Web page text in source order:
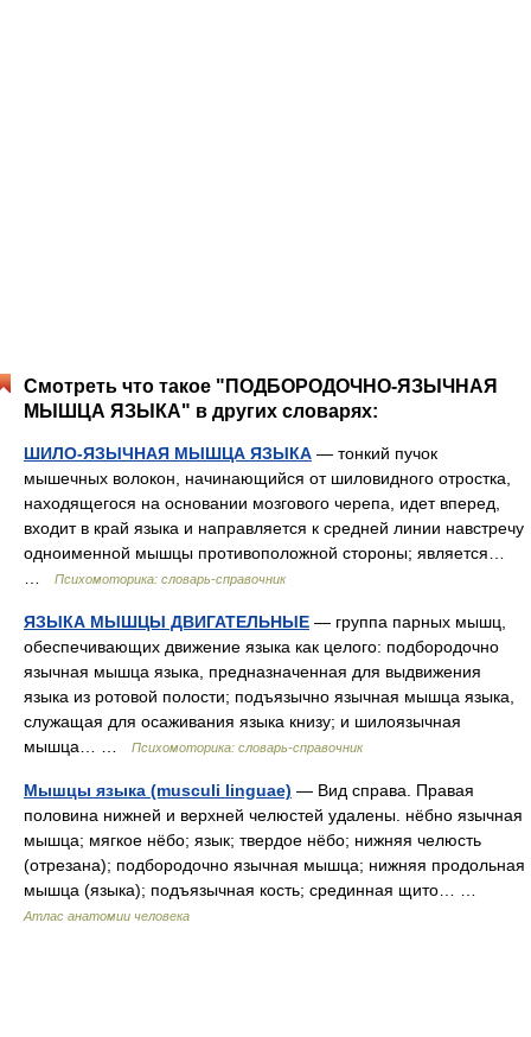
Смотреть что такое "ПОДБОРОДОЧНО-ЯЗЫЧНАЯ
МЫШЦА ЯЗЫКА" в других словарях:
ШИЛО-ЯЗЫЧНАЯ МЫШЦА ЯЗЫКА — тонкий пучок
мышечных волокон, начинающийся от шиловидного отростка,
находящегося на основании мозгового черепа, идет вперед,
входит в край языка и направляется к средней линии навстречу
одноименной мышцы противоположной стороны; является…
Психомоторика: cловарь-справочник
ЯЗЫКА МЫШЦЫ ДВИГАТЕЛЬНЫЕ — группа парных мышц,
обеспечивающих движение языка как целого: подбородочно
язычная мышца языка, предназначенная для выдвижения
языка из ротовой полости; подъязычно язычная мышца языка,
служащая для осаживания языка книзу; и шилоязычная
мышца… …
Психомоторика: cловарь-справочник
Мышцы языка (musculi linguae) — Вид справа. Правая
половина нижней и верхней челюстей удалены. нёбно язычная
мышца; мягкое нёбо; язык; твердое нёбо; нижняя челюсть
(отрезана); подбородочно язычная мышца; нижняя продольная
мышца (языка); подъязычная кость; срединная щито… …
Атлас анатомии человека